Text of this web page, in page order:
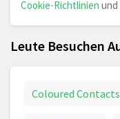
Cookie-Richtlinien und
Leute Besuchen
Coloured